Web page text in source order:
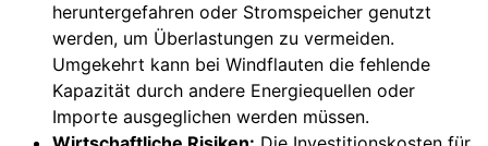
heruntergefahren oder Stromspeicher genutzt
werden, um Überlastungen zu vermeiden.
Umgekehrt kann bei Windflauten die fehlende
Kapazität durch andere Energiequellen oder
Importe ausgeglichen werden müssen.